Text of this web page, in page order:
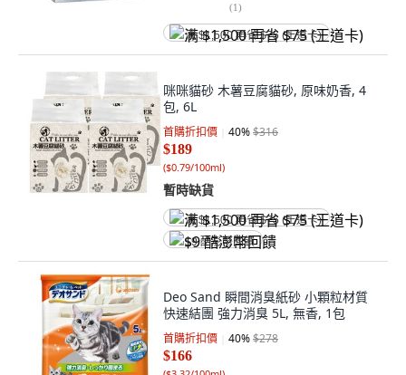
(1)
满 $1,500 再省 $75 (王道卡)
咪咪貓砂 木薯豆腐貓砂, 原味奶香, 4
包, 6L
首購折扣價 40%$316
$189
($0.79/100ml)
暫時缺貨
满 $1,500 再省 $75 (王道卡)
$9 酷澎幣回饋
Deo Sand 瞬間消臭紙砂 小顆粒材質
快速結團 強力消臭 5L, 無香, 1包
首購折扣價 40%$278
$166